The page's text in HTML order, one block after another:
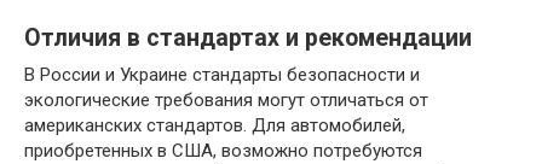
Отличия в стандартах и рекомендации
В России и Украине стандарты безопасности и
экологические требования могут отличаться от
американских стандартов. Для автомобилей,
приобретенных в США, возможно потребуются